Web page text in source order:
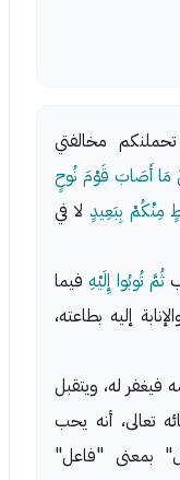
مخالفتي
مَا أَصَابَ قَوْمَ نُوحٍ
مِنْكُمْ بِبَعِيدٍ لا في
ثُمَّ تُوبُوا إِلَيْهِفيما
إليه بطاعته،
فيغفر له، ويتقبل
تعالى، أنه يحب
بمعنى "فاعل"